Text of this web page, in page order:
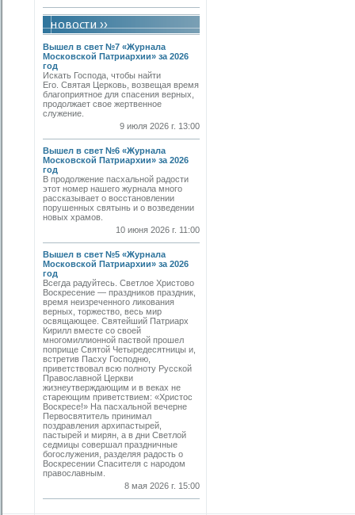
Вышел в свет №7 «Журнала
Московской Патриархии» за 2026
год
Искать Господа, чтобы найти
Его. Святая Церковь, возвещая время
благоприятное для спасения верных,
продолжает свое жертвенное
служение.
9 июля 2026 г. 13:00
Вышел в свет №6 «Журнала
Московской Патриархии» за 2026
год
В продолжение пасхальной радости
этот номер нашего журнала много
рассказывает о восстановлении
порушенных святынь и о возведении
новых храмов.
10 июня 2026 г. 11:00
Вышел в свет №5 «Журнала
Московской Патриархии» за 2026
год
Всегда радуйтесь. Светлое Христово
Воскресение — праздников праздник,
время неизреченного ликования
верных, торжество, весь мир
освящающее. Святейший Патриарх
Кирилл вместе со своей
многомиллионной паствой прошел
поприще Святой Четыредесятницы и,
встретив Пасху Господню,
приветствовал всю полноту Русской
Православной Церкви
жизнеутверждающим и в веках не
стареющим приветствием: «Христос
Воскресе!» На пасхальной вечерне
Первосвятитель принимал
поздравления архипастырей,
пастырей и мирян, а в дни Светлой
седмицы совершал праздничные
богослужения, разделяя радость о
Воскресении Спасителя с народом
православным.
8 мая 2026 г. 15:00